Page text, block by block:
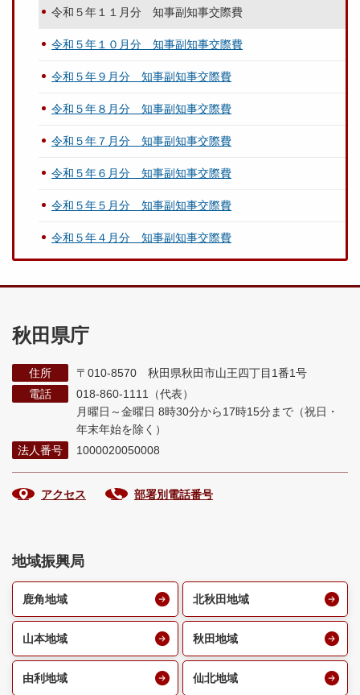
令和５年１１月分 知事副知事交際費
令和５年１０月分 知事副知事交際費
令和５年９月分 知事副知事交際費
令和５年８月分 知事副知事交際費
令和５年７月分 知事副知事交際費
令和５年６月分 知事副知事交際費
令和５年５月分 知事副知事交際費
令和５年４月分 知事副知事交際費
秋田県庁
住所
〒010-8570 秋田県秋田市山王四丁目1番1号
電話
018-860-1111（代表）
月曜日～金曜日 8時30分から17時15分まで （祝日・
年末年始を除く）
法人番号
1000020050008
アクセス 部署別電話番号
地域振興局
鹿角地域 北秋田地域
山本地域 秋田地域
由利地域 仙北地域